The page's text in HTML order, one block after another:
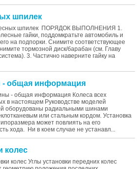
шпилек
шпилек ПОРЯДОК ВЫПОЛНЕНИЯ 1.
гайки, поддомкратьте автомобиль и
на подпорки. Снимите соответствующее
тормозной диск/барабан (см. Главу
3. Частично наверните гайку на
- общая информация
- общая информация Колеса всех
в настоящем Руководстве моделей
оборудованы радиальными шинами
или стальным кордом. Установка
может повлиять на его
хода. Ни в коем случае не устанавл...
колес
колес Углы установки передних колес